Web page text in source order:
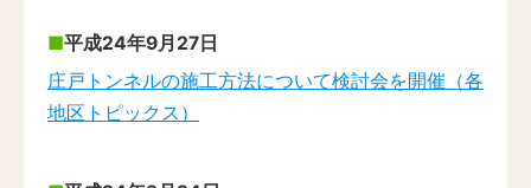
平成24年9月27日
庄戸トンネルの施工方法について検討会を開催（各
地区トピックス）